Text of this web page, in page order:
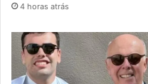
4 horas atrás